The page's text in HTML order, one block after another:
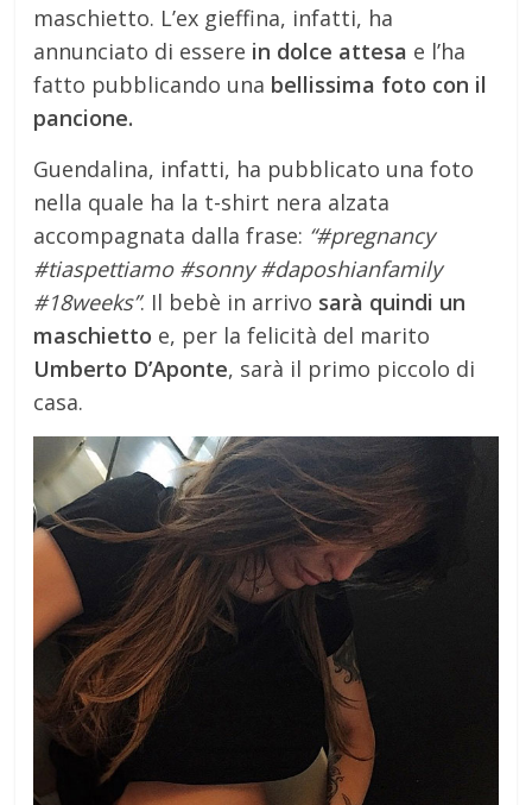
maschietto. L’ex gieffina, infatti, ha
annunciato di essere in dolce attesa e l’ha
fatto pubblicando una bellissima foto con il
pancione.
Guendalina, infatti, ha pubblicato una foto
nella quale ha la t-shirt nera alzata
accompagnata dalla frase: “#pregnancy
#tiaspettiamo #sonny #daposhianfamily
#18weeks”. Il bebè in arrivo sarà quindi un
maschietto e, per la felicità del marito
Umberto D’Aponte, sarà il primo piccolo di
casa.